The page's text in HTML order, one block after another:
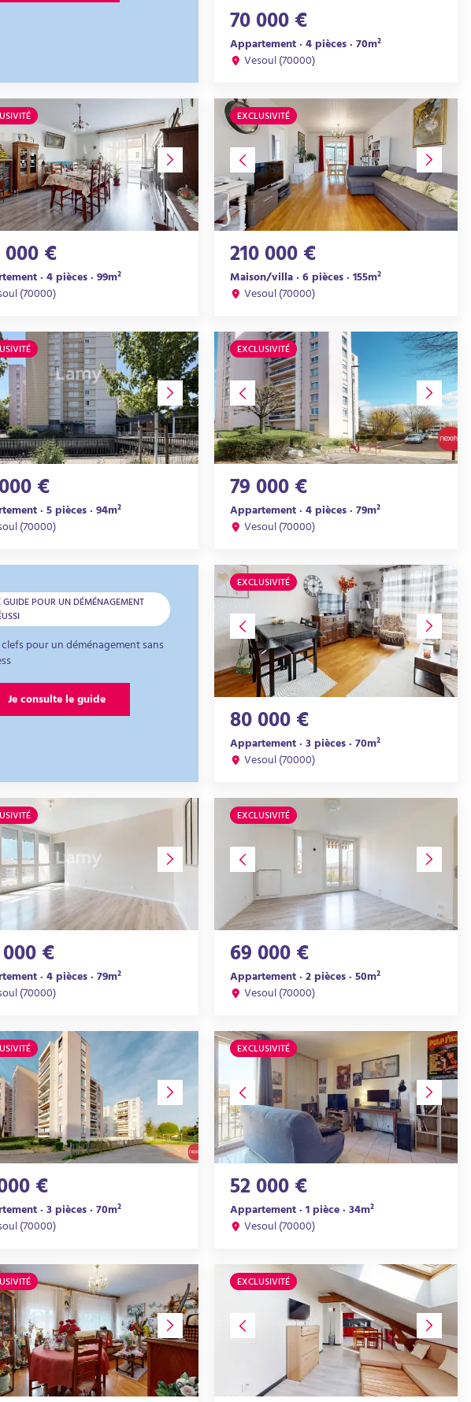
70 000 €
Appartement · 4 pièces · 70m²
Vesoul (70000)
000 €
· 4 pièces · 99m²
(70000)
EXCLUSIVITÉ
210 000 €
Maison/villa · 6 pièces · 155m²
Vesoul (70000)
€
· 5 pièces · 94m²
(70000)
EXCLUSIVITÉ
79 000 €
Appartement · 4 pièces · 79m²
Vesoul (70000)
GUIDE POUR UN DÉMÉNAGEMENT
pour un déménagement sans
Je consulte le guide
EXCLUSIVITÉ
80 000 €
Appartement · 3 pièces · 70m²
Vesoul (70000)
€
· 4 pièces · 79m²
(70000)
EXCLUSIVITÉ
69 000 €
Appartement · 2 pièces · 50m²
Vesoul (70000)
€
· 3 pièces · 70m²
(70000)
EXCLUSIVITÉ
52 000 €
Appartement · 1 pièce · 34m²
Vesoul (70000)
EXCLUSIVITÉ